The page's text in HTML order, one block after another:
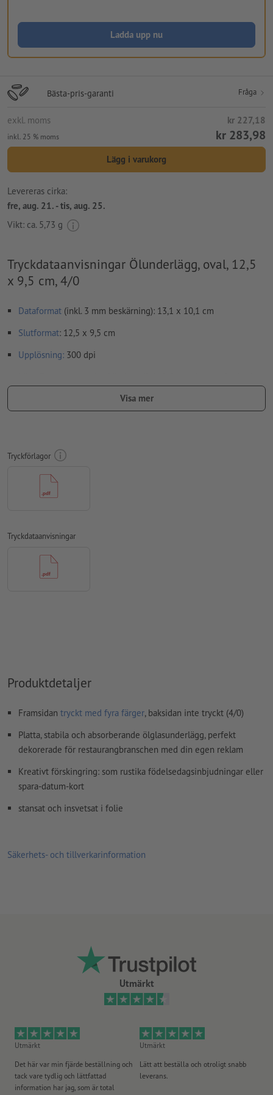
Ladda upp nu
Bästa-pris-garanti Fråga
exkl. moms kr 227,18
inkl. 25 % moms kr 283,98
Lägg i varukorg
Levereras cirka:
fre, aug. 21. - tis, aug. 25.
Vikt: ca. 5,73 g
Tryckdataanvisningar Ölunderlägg, oval, 12,5
x 9,5 cm, 4/0
Dataformat (inkl. 3 mm beskärning): 13,1 x 10,1 cm
Slutformat: 12,5 x 9,5 cm
Upplösning: 300 dpi
teckensnittmåste våra fullständigt inbäddade eller
färgläge:
CMYK, FOGRA52 (PSO Uncoated v3 FOGRA52) för
obestruket papper
svarta designelement: Ska läggas på enfärgat svart (Cyan 0
%, Magenta 0 %, Yellow 0 %, Key 100 %) för att utesluta
stavfel och sättningsfel
övertrycksinställningar
kommentarer
Visa mer
Tryckförlagor
Tryckdataanvisningar
Produktdetaljer
Framsidan tryckt med fyra färger, baksidan inte tryckt (4/0)
Platta, stabila och absorberande ölglasunderlägg, perfekt
dekorerade för restaurangbranschen med din egen reklam
Kreativt förskingring: som rustika födelsedagsinbjudningar eller
spara-datum-kort
stansat och insvetsat i folie
Säkerhets- och tillverkarinformation
Utmärkt
Utmärkt
Det här var min fjärde beställning och
tack vare tydlig och lättfattad
information har jag, som är total
Utmärkt
Lätt att beställa och otroligt snabb
leverans.